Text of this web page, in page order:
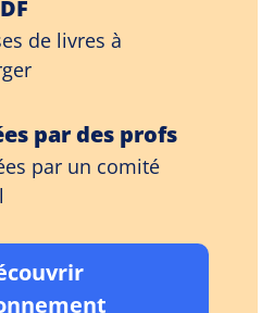
de livres à
par des profs
par un comité